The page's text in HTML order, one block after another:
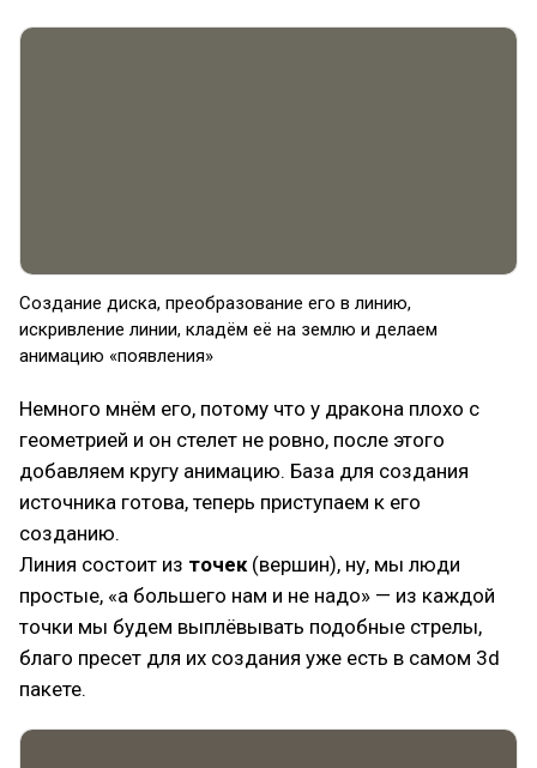
Создание диска, преобразование его в линию,
искривление линии, кладём её на землю и делаем
анимацию «появления»
Немного мнём его, потому что у дракона плохо с
геометрией и он стелет не ровно, после этого
добавляем кругу анимацию. База для создания
источника готова, теперь приступаем к его
созданию.
Линия состоит из точек(вершин), ну, мы люди
простые, «а большего нам и не надо» — из каждой
точки мы будем выплёвывать подобные стрелы,
благо пресет для их создания уже есть в самом 3d
пакете.